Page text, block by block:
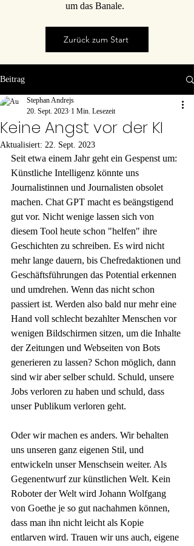
um das Banale.
Zurück zum Start
Beitrag
Keine Angst vor der KI
Stephan Andrejs
20. Sept. 2023 1 Min. Lesezeit
Aktualisiert: 22. Sept. 2023
Seit etwa einem Jahr geht ein Gespenst um:
Künstliche Intelligenz könnte uns
Journalistinnen und Journalisten obsolet
machen. Chat GPT macht es beängstigend
gut vor. Nicht wenige lassen sich von
diesem Tool heute schon "helfen" ihre
Geschichten zu schreiben. Es wird nicht
mehr lange dauern, bis Chefredaktionen und
Geschäftsführungen das Potential erkennen
und umdrehen. Wenn das nicht schon
passiert ist. Werden also bald nur mehr eine
Hand voll schlecht bezahlter Menschen vor
wenigen Bildschirmen sitzen, um die Inhalte
der Zeitungen und Webseiten von Bots
generieren zu lassen? Schon möglich, dann
sind wir aber selber schuld. Schuld, unsere
Jobs verloren zu haben und schuld, dass
unser Publikum verloren geht.
Oder wir machen es anders. Wir behalten
uns unseren ganz eigenen Stil, und
entwickeln unser Menschsein weiter. Als
Gegenentwurf zur künstlichen Welt. Kein
Roboter der Welt wird Johann Wolfgang
von Goethe je so gut nachahmen können,
dass man ihn nicht leicht als Kopie
entlarven wird. Trauen wir uns auch, eigene